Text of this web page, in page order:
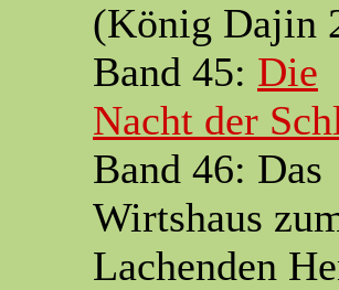
(König Dajin
Band 45: Die
Nacht der
Band 46: Das
Wirtshaus
Lachenden